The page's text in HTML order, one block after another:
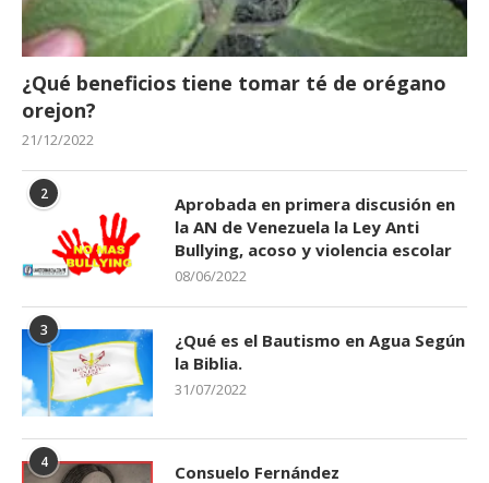
¿Qué beneficios tiene tomar té de orégano
orejon?
21/12/2022
2
Aprobada en primera discusión en
la AN de Venezuela la Ley Anti
Bullying, acoso y violencia escolar
08/06/2022
3
¿Qué es el Bautismo en Agua Según
la Biblia.
31/07/2022
4 Consuelo Fernández